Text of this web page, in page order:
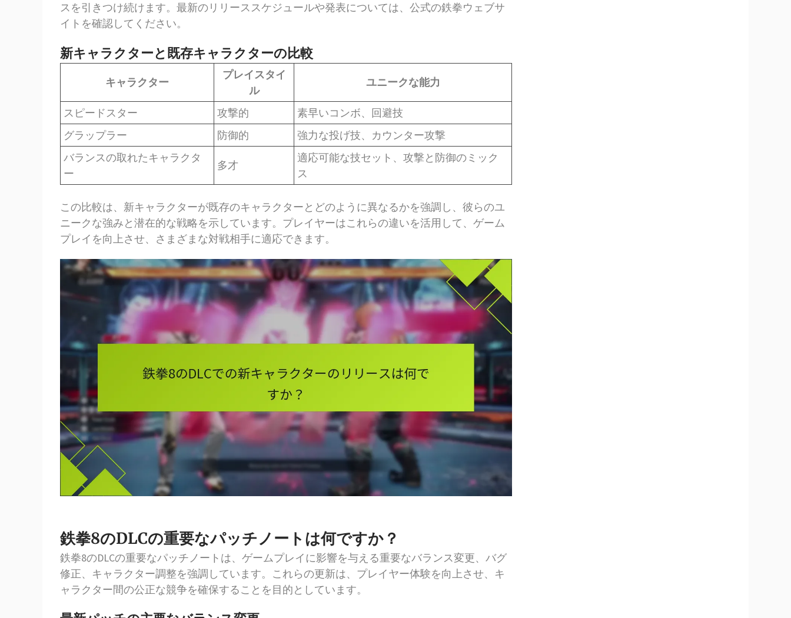
スを引きつけ続けます。最新のリリーススケジュールや発表については、公式の鉄拳ウェブサ
イトを確認してください。
新キャラクターと既存キャラクターの比較
キャラクター
プレイスタイ
ル
ユニークな能力
スピードスター 攻撃的
素早いコンボ、回避技
グラップラー
防御的
強力な投げ技、カウンター攻撃
バランスの取れたキャラクタ
ー
多才
適応可能な技セット、攻撃と防御のミック
ス
この比較は、新キャラクターが既存のキャラクターとどのように異なるかを強調し、彼らのユ
ニークな強みと潜在的な戦略を示しています。プレイヤーはこれらの違いを活用して、ゲーム
プレイを向上させ、さまざまな対戦相手に適応できます。
鉄拳8のDLCの重要なパッチノートは何ですか？
鉄拳8のDLCの重要なパッチノートは、ゲームプレイに影響を与える重要なバランス変更、バグ
修正、キャラクター調整を強調しています。これらの更新は、プレイヤー体験を向上させ、キ
ャラクター間の公正な競争を確保することを目的としています。